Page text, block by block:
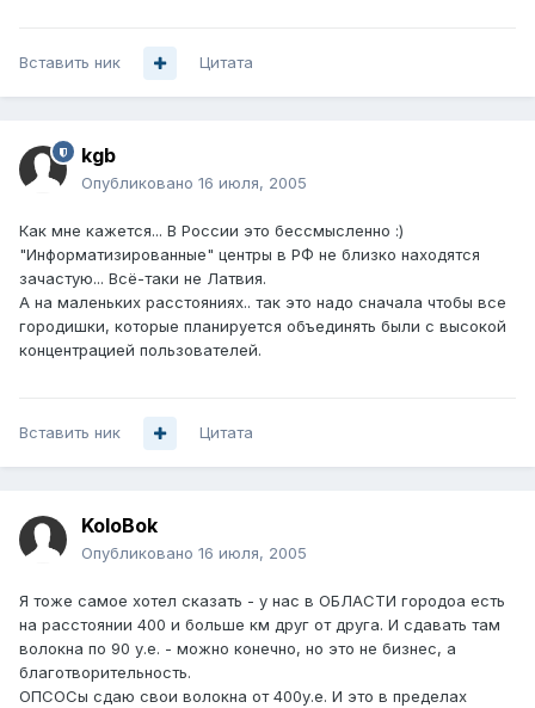
Вставить ник Цитата
kgb
Опубликовано 16 июля, 2005
Как мне кажется... В России это бессмысленно :)
"Информатизированные" центры в РФ не близко находятся
зачастую... Всё-таки не Латвия.
А на маленьких расстояниях.. так это надо сначала чтобы все
городишки, которые планируется объединять были с высокой
концентрацией пользователей.
Вставить ник Цитата
KoloBok
Опубликовано 16 июля, 2005
Я тоже самое хотел сказать - у нас в ОБЛАСТИ городоа есть
на расстоянии 400 и больше км друг от друга. И сдавать там
волокна по 90 у.е. - можно конечно, но это не бизнес, а
благотворительность.
ОПСОСы сдаю свои волокна от 400у.е. И это в пределах